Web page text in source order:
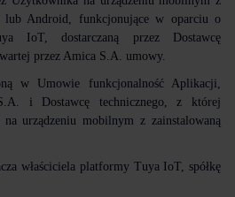
lub Android, funkcjonujące w oparciu o
IoT, dostarczaną przez Dostawcę
przez Amica S.A. umowy.
w Umowie funkcjonalność Aplikacji,
i Dostawcę technicznego, z której
urządzeniu mobilnym z zainstalowaną
właściciela platformy Tuya IoT, spółkę